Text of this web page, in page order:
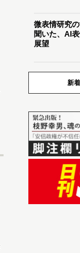
微表情研究
聞いた、AI
展望
新